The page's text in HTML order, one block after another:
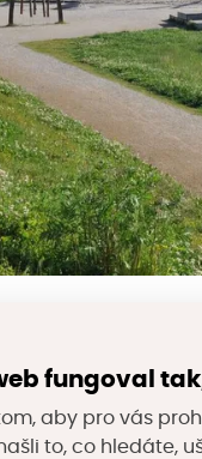
atraktivních výhod
důležitá
jen to riziko,
fungoval
aby pro vás
to, co hledáte,